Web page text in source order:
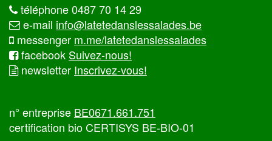
téléphone 0487 70 14 29
e-mail info@latetedanslessalades.be
messenger m.me/latetedanslessalades
facebook Suivez-nous!
newsletter Inscrivez-vous!
n° entreprise BE0671.661.751
certification bio CERTISYS BE-BIO-01